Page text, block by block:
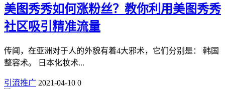
美图秀秀如何涨粉丝？教你利用美图秀秀
社区吸引精准流量
传闻，在亚洲对于人的外貌有着4大邪术，它们分别是： 韩国
整容术。 日本化妆术...
引流推广 2021-04-10 0